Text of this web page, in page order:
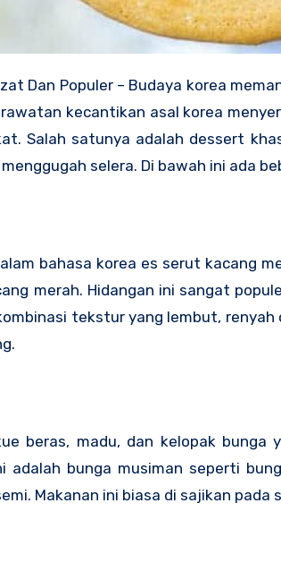
kecantikan asal korea
Salah satunya adalah dessert
selera. Di bawah ini ada
bahasa korea es serut kacang
merah. Hidangan ini sangat
tekstur yang lembut,
beras, madu, dan kelopak
adalah bunga musiman seperti
Makanan ini biasa di sajikan